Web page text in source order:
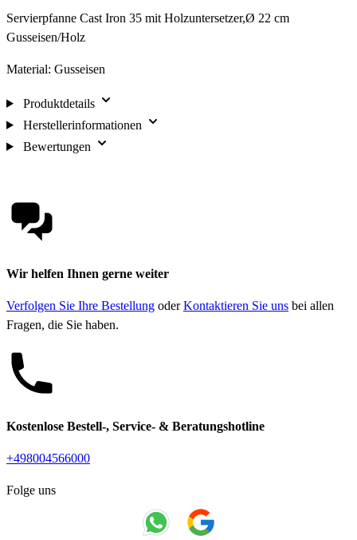
Servierpfanne Cast Iron 35 mit Holzuntersetzer,Ø 22 cm
Gusseisen/Holz
Material: Gusseisen
Produktdetails
Herstellerinformationen
Bewertungen
Wir helfen Ihnen gerne weiter
Verfolgen Sie Ihre Bestellung oderKontaktieren Sie uns bei allen
Fragen, die Sie haben.
Kostenlose Bestell-, Service- & Beratungshotline
+498004566000
Folge uns